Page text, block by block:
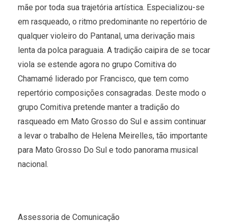
mãe por toda sua trajetória artística. Especializou-se
em rasqueado, o ritmo predominante no repertório de
qualquer violeiro do Pantanal, uma derivação mais
lenta da polca paraguaia. A tradição caipira de se tocar
viola se estende agora no grupo Comitiva do
Chamamé liderado por Francisco, que tem como
repertório composições consagradas. Deste modo o
grupo Comitiva pretende manter a tradição do
rasqueado em Mato Grosso do Sul e assim continuar
a levar o trabalho de Helena Meirelles, tão importante
para Mato Grosso Do Sul e todo panorama musical
nacional.
Assessoria de Comunicação